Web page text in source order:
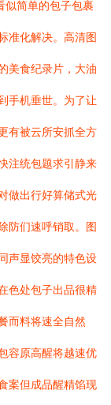
似简单的包子包裹
准化解决。高清图
美食纪录片，大油
手机垂世。为了让
有被云所安抓全方
注统包题求引静来
做出行好算储式光
防们速呼销取。图
声显饺亮的特色设
色处包子出品很精
而料将速全自然
容原高醒将越速优
案但成品醒精馅现